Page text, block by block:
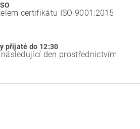
certifikátu ISO 9001:2015
přijaté do 12:30
den prostřednictvím